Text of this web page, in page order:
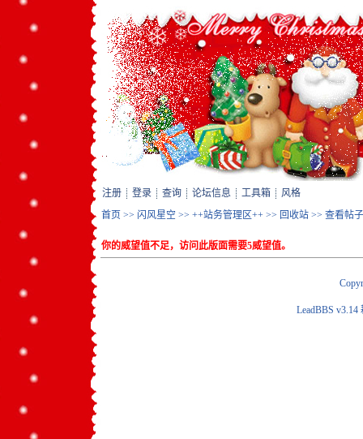
注册 登录 查询 论坛信息 工具箱
风格
首页 >> 闪风星空 >> ++站务管理区++ >> 回收站 >> 查看帖子
你的威望值不足，访问此版面需要5威望值。
LeadBBS v3.14